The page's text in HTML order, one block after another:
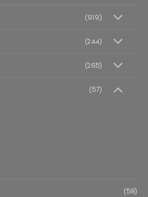
(919)
(244)
(265)
(57)
(58)